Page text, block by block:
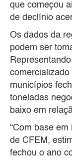
que começou
de declínio
Os dados da
podem ser
municípios
toneladas
baixo em
“Com base
de CFEM,
fechou o ano